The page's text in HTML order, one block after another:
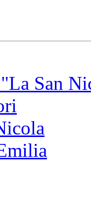
San